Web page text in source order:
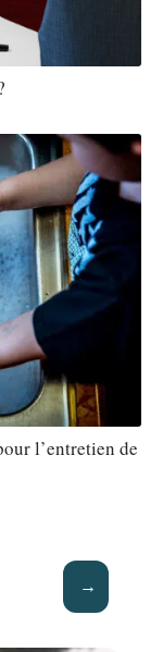
l’entretien de